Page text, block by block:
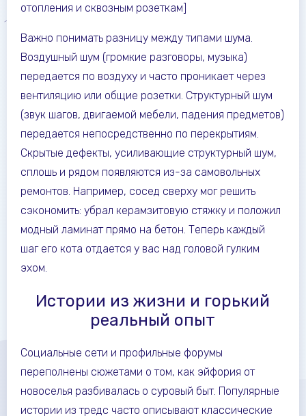
отопления и сквозным розеткам]
Важно понимать разницу между типами шума.
Воздушный шум (громкие разговоры, музыка)
передается по воздуху и часто проникает через
вентиляцию или общие розетки. Структурный шум
(звук шагов, двигаемой мебели, падения предметов)
передается непосредственно по перекрытиям.
Скрытые дефекты, усиливающие структурный шум,
сплошь и рядом появляются из-за самовольных
ремонтов. Например, сосед сверху мог решить
сэкономить: убрал керамзитовую стяжку и положил
модный ламинат прямо на бетон. Теперь каждый
шаг его кота отдается у вас над головой гулким
эхом.
Истории из жизни и горький
реальный опыт
Социальные сети и профильные форумы
переполнены сюжетами о том, как эйфория от
новоселья разбивалась о суровый быт. Популярные
истории из тредс часто описывают классические